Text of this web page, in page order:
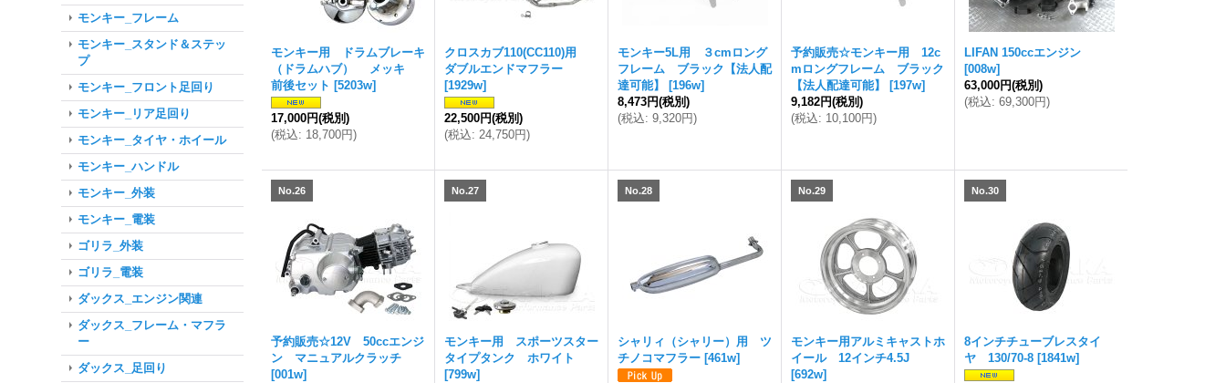
モンキー_フレーム
モンキー_スタンド＆ステッ
プ
モンキー_フロント足回り
モンキー_リア足回り
モンキー_タイヤ・ホイール
モンキー_ハンドル
モンキー_外装
モンキー_電装
ゴリラ_外装
ゴリラ_電装
ダックス_エンジン関連
ダックス_フレーム・マフラ
ー
ダックス_足回り
モンキー用 ドラムブレーキ
（ドラムハブ） メッキ
前後セット [5203w]
17,000円(税別)
(税込: 18,700円)
クロスカブ110(CC110)用
ダブルエンドマフラー
[1929w]
22,500円(税別)
(税込: 24,750円)
モンキー5L用 ３cmロング
フレーム ブラック【法人配
達可能】
[196w]
8,473円(税別)
(税込: 9,320円)
予約販売☆モンキー用 12c
mロングフレーム ブラック
【法人配達可能】
[197w]
9,182円(税別)
(税込: 10,100円)
LIFAN 150ccエンジン
[008w]
63,000円(税別)
(税込: 69,300円)
No.26
予約販売☆12V 50ccエンジ
ン マニュアルクラッチ
[001w]
No.27
モンキー用 スポーツスター
タイプタンク ホワイト
[799w]
No.28
シャリィ（シャリー）用 ツ
チノコマフラー [461w]
No.29
モンキー用アルミキャストホ
イール 12インチ4.5J
[692w]
No.30
8インチチューブレスタイ
ヤ 130/70-8 [1841w]